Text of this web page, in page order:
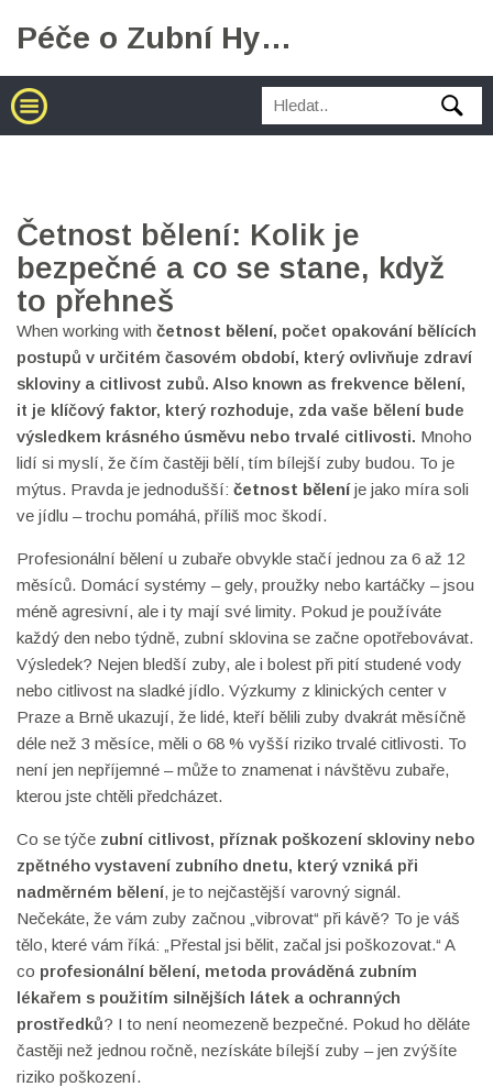
Péče o Zubní Hygienu
Četnost bělení: Kolik je
bezpečné a co se stane, když
to přehneš
When working with četnost bělení, počet opakování bělících
postupů v určitém časovém období, který ovlivňuje zdraví
skloviny a citlivost zubů. Also known as frekvence bělení,
it je klíčový faktor, který rozhoduje, zda vaše bělení bude
výsledkem krásného úsměvu nebo trvalé citlivosti. Mnoho
lidí si myslí, že čím častěji bělí, tím bílejší zuby budou. To je
mýtus. Pravda je jednodušší: četnost běleníje jako míra soli
ve jídlu – trochu pomáhá, příliš moc škodí.
Profesionální bělení u zubaře obvykle stačí jednou za 6 až 12
měsíců. Domácí systémy – gely, proužky nebo kartáčky – jsou
méně agresivní, ale i ty mají své limity. Pokud je používáte
každý den nebo týdně, zubní sklovina se začne opotřebovávat.
Výsledek? Nejen bledší zuby, ale i bolest při pití studené vody
nebo citlivost na sladké jídlo. Výzkumy z klinických center v
Praze a Brně ukazují, že lidé, kteří bělili zuby dvakrát měsíčně
déle než 3 měsíce, měli o 68 % vyšší riziko trvalé citlivosti. To
není jen nepříjemné – může to znamenat i návštěvu zubaře,
kterou jste chtěli předcházet.
Co se týče zubní citlivost, příznak poškození skloviny nebo
zpětného vystavení zubního dnetu, který vzniká při
nadměrném bělení, je to nejčastější varovný signál.
Nečekáte, že vám zuby začnou „vibrovat“ při kávě? To je váš
tělo, které vám říká: „Přestal jsi bělit, začal jsi poškozovat.“ A
co profesionální bělení, metoda prováděná zubním
lékařem s použitím silnějších látek a ochranných
prostředků? I to není neomezeně bezpečné. Pokud ho děláte
častěji než jednou ročně, nezískáte bílejší zuby – jen zvýšíte
riziko poškození.